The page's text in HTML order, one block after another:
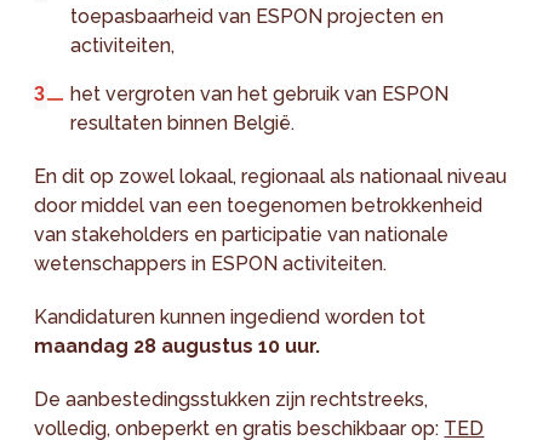
toepasbaarheid van ESPON projecten en
activiteiten,
het vergroten van het gebruik van ESPON
resultaten binnen België.
En dit op zowel lokaal, regionaal als nationaal niveau
door middel van een toegenomen betrokkenheid
van stakeholders en participatie van nationale
wetenschappers in ESPON activiteiten.
Kandidaturen kunnen ingediend worden tot
maandag 28 augustus 10 uur.
De aanbestedingsstukken zijn rechtstreeks,
volledig, onbeperkt en gratis beschikbaar op: TED